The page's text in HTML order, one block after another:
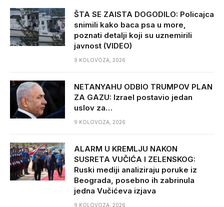
ŠTA SE ZAISTA DOGODILO: Policajca
snimili kako baca psa u more,
poznati detalji koji su uznemirili
javnost (VIDEO)
9 KOLOVOZA, 2026
NETANYAHU ODBIO TRUMPOV PLAN
ZA GAZU: Izrael postavio jedan
uslov za…
9 KOLOVOZA, 2026
ALARM U KREMLJU NAKON
SUSRETA VUČIĆA I ZELENSKOG:
Ruski mediji analiziraju poruke iz
Beograda, posebno ih zabrinula
jedna Vučićeva izjava
9 KOLOVOZA, 2026